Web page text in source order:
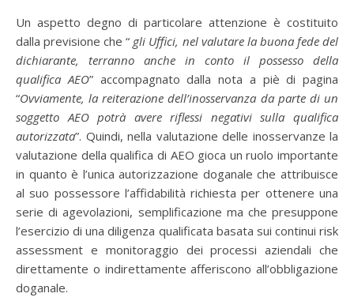
Un aspetto degno di particolare attenzione è costituito
dalla previsione che “ gli Uffici, nel valutare la buona fede del
dichiarante, terranno anche in conto il possesso della
qualifica AEO” accompagnato dalla nota a piè di pagina
“Ovviamente, la reiterazione dell’inosservanza da parte di un
soggetto AEO potrà avere riflessi negativi sulla qualifica
autorizzata”. Quindi, nella valutazione delle inosservanze la
valutazione della qualifica di AEO gioca un ruolo importante
in quanto è l’unica autorizzazione doganale che attribuisce
al suo possessore l’affidabilità richiesta per ottenere una
serie di agevolazioni, semplificazione ma che presuppone
l’esercizio di una diligenza qualificata basata sui continui risk
assessment e monitoraggio dei processi aziendali che
direttamente o indirettamente afferiscono all’obbligazione
doganale.